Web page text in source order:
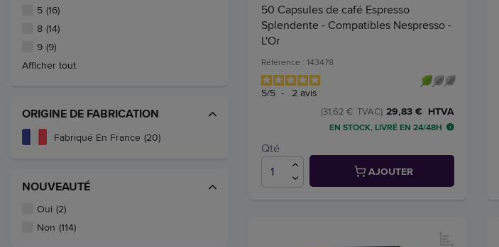
5 (16)
8 (14)
9 (9)
Afficher tout
ORIGINE DE FABRICATION
Fabriqué En France (20)
NOUVEAUTÉ
Oui (2)
Non (114)
50 Capsules de café Espresso
Splendente - Compatibles Nespresso -
L'Or
Référence : 143478
5/5 - 2 avis
29,83 € HTVA
(31,62 € TVAC)
EN STOCK, LIVRÉ EN 24/48H
Qté
AJOUTER